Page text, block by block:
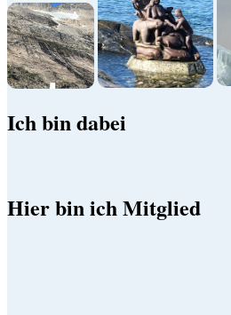
Ich bin dabei
Hier bin ich Mitglied